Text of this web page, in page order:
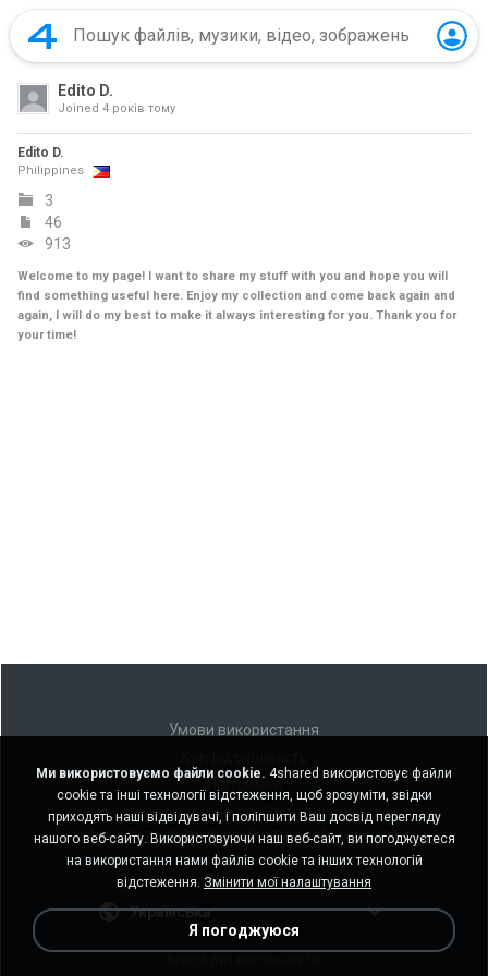
Edito D.
Joined 4 років тому
Edito D.
Philippines
3
46
913
Welcome to my page! I want to share my stuff with you and hope you will
find something useful here. Enjoy my collection and come back again and
again, I will do my best to make it always interesting for you. Thank you for
your time!
Умови використання
Не продавати мою особисту інформацію
Не ділитися моєю особистою інформацією
Українська
Ми використовуємо файли cookie. 4shared використовує файли
cookie та інші технології відстеження, щоб зрозуміти, звідки
приходять наші відвідувачі, і поліпшити Ваш досвід перегляду
нашого веб-сайту. Використовуючи наш веб-сайт, ви погоджуєтеся
на використання нами файлів cookie та інших технологій
відстеження. Змінити мої налаштування
Я погоджуюся